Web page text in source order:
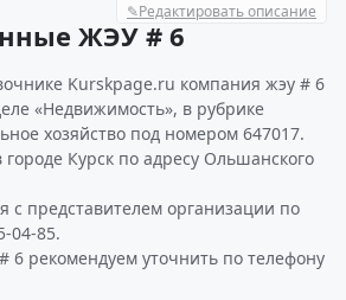
✎Редактировать описание
ЖЭУ # 6
Kurskpage.ru компания жэу # 6
«Недвижимость», в рубрике
хозяйство под номером 647017.
Курск по адресу Ольшанского
с представителем организации по
04-85.
рекомендуем уточнить по телефону